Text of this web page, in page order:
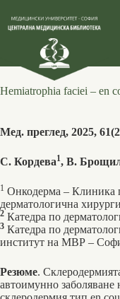
content
Hemiatrophia faciei – en
Мед. преглед, 2025,
С. Кордева1, В.
1 Онкодерма – Клиника
дерматологична
2 Катедра по
3 Катедра по
институт на МВР –
Резюме.
автоимунно заболяване